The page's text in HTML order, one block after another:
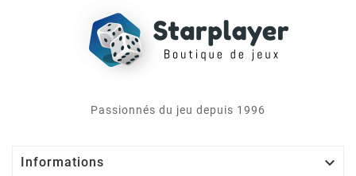
Passionnés du jeu depuis 1996
Informations 